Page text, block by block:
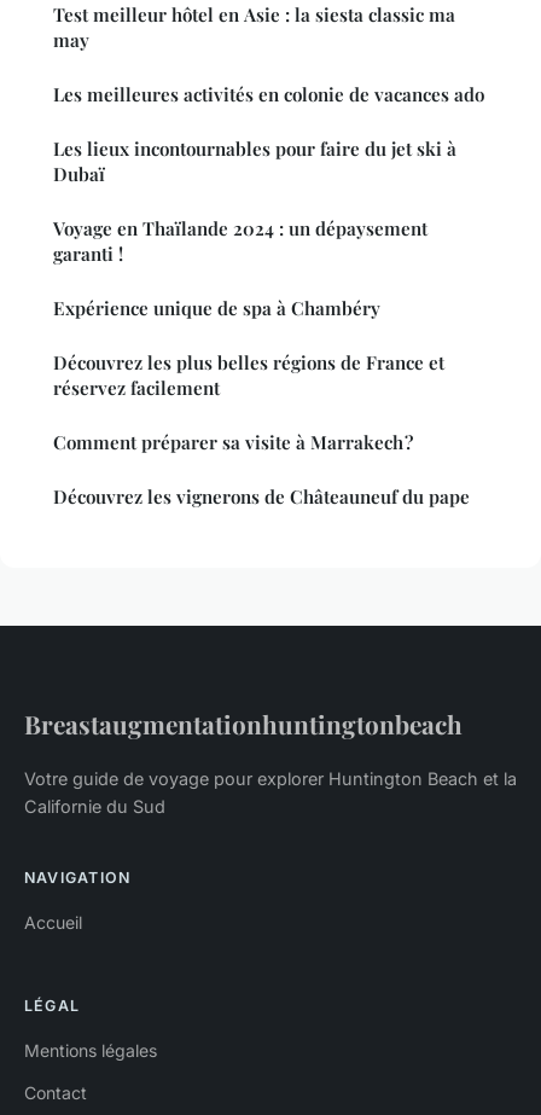
Test meilleur hôtel en Asie : la siesta classic ma
may
Les meilleures activités en colonie de vacances ado
Les lieux incontournables pour faire du jet ski à
Dubaï
Voyage en Thaïlande 2024 : un dépaysement
garanti !
Expérience unique de spa à Chambéry
Découvrez les plus belles régions de France et
réservez facilement
Comment préparer sa visite à Marrakech ?
Découvrez les vignerons de Châteauneuf du pape
Breastaugmentationhuntingtonbeach
Votre guide de voyage pour explorer Huntington Beach et la
Californie du Sud
NAVIGATION
Accueil
LÉGAL
Mentions légales
Contact